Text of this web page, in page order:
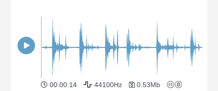
00:00:14 44100Hz 0.53Mb